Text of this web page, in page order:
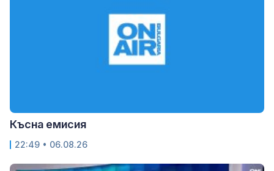
Късна емисия
22:49 • 06.08.26